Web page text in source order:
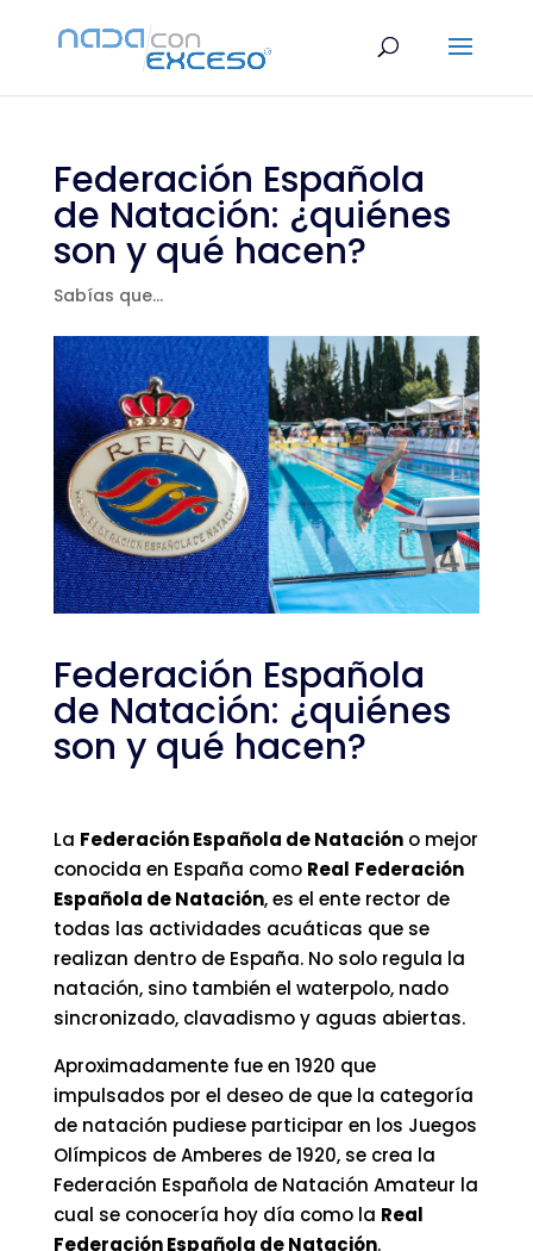
Federación Española
de Natación: ¿quiénes
son y qué hacen?
Sabías que...
Federación Española
de Natación: ¿quiénes
son y qué hacen?
La Federación Española de Natacióno mejor
conocida en España como Real Federación
Española de Natación, es el ente rector de
todas las actividades acuáticas que se
realizan dentro de España. No solo regula la
natación, sino también el waterpolo, nado
sincronizado, clavadismo y aguas abiertas.
Aproximadamente fue en 1920 que
impulsados por el deseo de que la categoría
de natación pudiese participar en los Juegos
Olímpicos de Amberes de 1920, se crea la
Federación Española de Natación Amateur la
cual se conocería hoy día como la Real
Federación Española de Natación.